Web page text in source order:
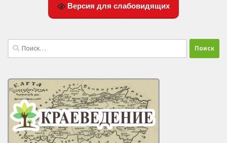
Версия для слабовидящих
Найти: